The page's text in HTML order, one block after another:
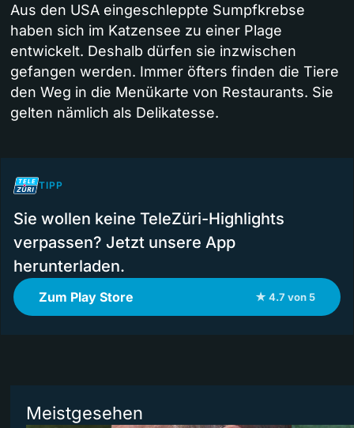
Aus den USA eingeschleppte Sumpfkrebse
haben sich im Katzensee zu einer Plage
entwickelt. Deshalb dürfen sie inzwischen
gefangen werden. Immer öfters finden die Tiere
den Weg in die Menükarte von Restaurants. Sie
gelten nämlich als Delikatesse.
TIPP
Sie wollen keine TeleZüri-Highlights
verpassen? Jetzt unsere App
herunterladen.
Zum Play Store ★ 4.7 von 5
Meistgesehen